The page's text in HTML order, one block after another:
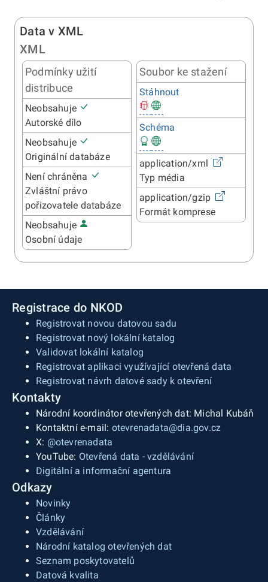
Data v XML
XML
Podmínky užití
distribuce
Neobsahuje
Autorské dílo
Neobsahuje
Originální databáze
Není chráněna
Zvláštní právo
pořizovatele databáze
Neobsahuje
Osobní údaje
Soubor ke stažení
Stáhnout
Schéma
application/xml
Typ média
application/gzip
Formát komprese
Registrace do NKOD
Registrovat novou datovou sadu
Registrovat nový lokální katalog
Validovat lokální katalog
Registrovat aplikaci využívající otevřená data
Registrovat návrh datové sady k otevření
Kontakty
Národní koordinátor otevřených dat: Michal Kubáň
Kontaktní e-mail: otevrenadata@dia.gov.cz
X: @otevrenadata
YouTube: Otevřená data - vzdělávání
Digitální a informační agentura
Odkazy
Novinky
Články
Vzdělávání
Národní katalog otevřených dat
Seznam poskytovatelů
Datová kvalita